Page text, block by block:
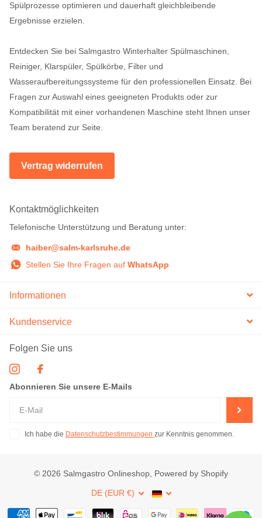
Spülprozesse optimieren und dauerhaft gleichbleibende
Ergebnisse erzielen.
Entdecken Sie bei Salmgastro Winterhalter Spülmaschinen,
Reiniger, Klarspüler, Spülkörbe, Filter und
Wasseraufbereitungssysteme für den professionellen Einsatz. Bei
Fragen zur Auswahl eines geeigneten Produkts oder zur
Kompatibilität mit einer vorhandenen Maschine steht Ihnen unser
Team beratend zur Seite.
Vertrag widerrufen
Kontaktmöglichkeiten
Telefonische Unterstützung und Beratung unter:
haiber@salm-karlsruhe.de
Stellen Sie Ihre Fragen auf WhatsApp
Informationen
Kundenservice
Folgen Sie uns
Abonnieren Sie unsere E-Mails
Ich habe die Datenschutzbestimmungen zur Kenntnis genommen.
© 2026 Salmgastro Onlineshop, Powered by Shopify
DE (EUR €)